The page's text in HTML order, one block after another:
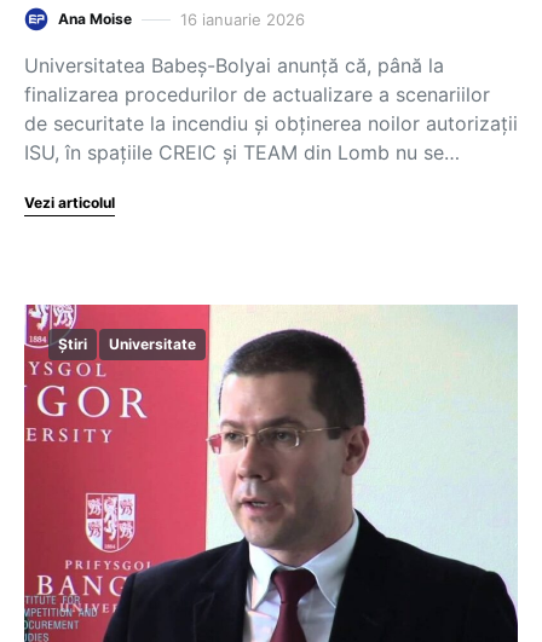
Ana Moise 16 ianuarie 2026
Universitatea Babeș-Bolyai anunță că, până la
finalizarea procedurilor de actualizare a scenariilor
de securitate la incendiu și obținerea noilor autorizații
ISU, în spațiile CREIC și TEAM din Lomb nu se…
Vezi articolul
Știri Universitate